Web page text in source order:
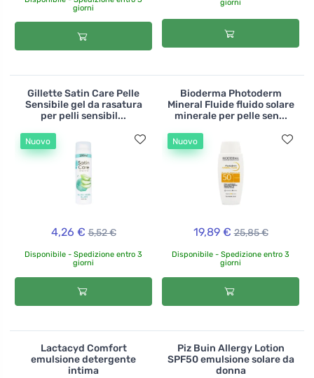
giorni
giorni
Gillette Satin Care Pelle
Sensibile gel da rasatura
per pelli sensibil...
Nuovo
4,26 € 5,52 €
Disponibile - Spedizione entro 3
giorni
Bioderma Photoderm
Mineral Fluide fluido solare
minerale per pelle sen...
Nuovo
19,89 € 25,85 €
Disponibile - Spedizione entro 3
giorni
Lactacyd Comfort
emulsione detergente
intima
Piz Buin Allergy Lotion
SPF50 emulsione solare da
donna